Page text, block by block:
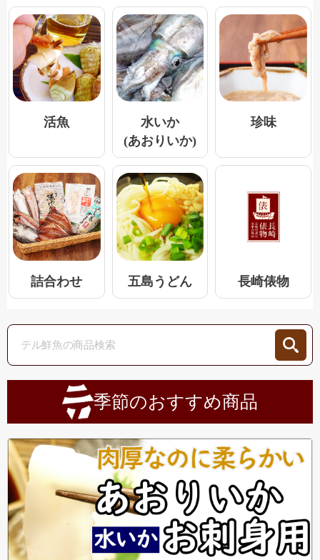
活魚
水いか
(あおりいか)
珍味
詰合わせ 五島うどん 長崎俵物
季節のおすすめ商品